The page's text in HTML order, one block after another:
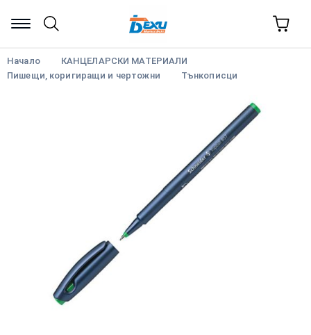
Начало
КАНЦЕЛАРСКИ МАТЕРИАЛИ
Пишещи, коригиращи и чертожни
Тънкописци